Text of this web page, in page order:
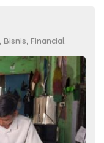
Financial.